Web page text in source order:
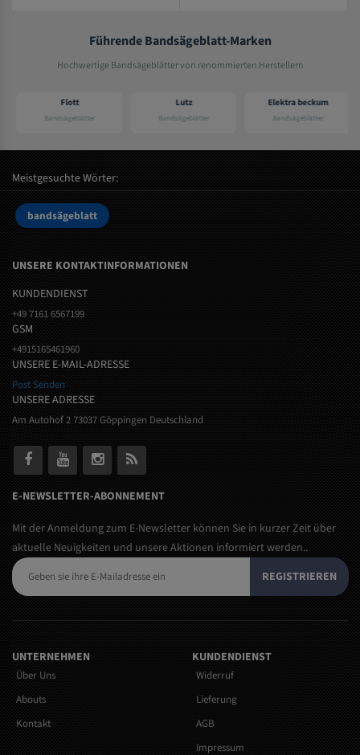
Führende Bandsägeblatt-Marken
Hochwertige Bandsägeblätter von renommierten Herstellern
Flott
Bandsägeblätter
Lutz
Bandsägeblätter
Elektra beckum
Bandsägeblätter
Meistgesuchte Wörter:
bandsägeblatt
UNSERE KONTAKTINFORMATIONEN
KUNDENDIENST
+49 7161 6567199
GSM
+4915165461960
UNSERE E-MAIL-ADRESSE
Post Senden
UNSERE ADRESSE
Am Autohof 2 73037 Göppingen Deutschland
E-NEWSLETTER-ABONNEMENT
Mit der Anmeldung zum E-Newsletter können Sie in kurzer Zeit über
aktuelle Neuigkeiten und unsere Aktionen informiert werden..
REGISTRIEREN
UNTERNEHMEN
Über Uns
Abouts
Kontakt
KUNDENDIENST
Widerruf
Lieferung
AGB
Impressum